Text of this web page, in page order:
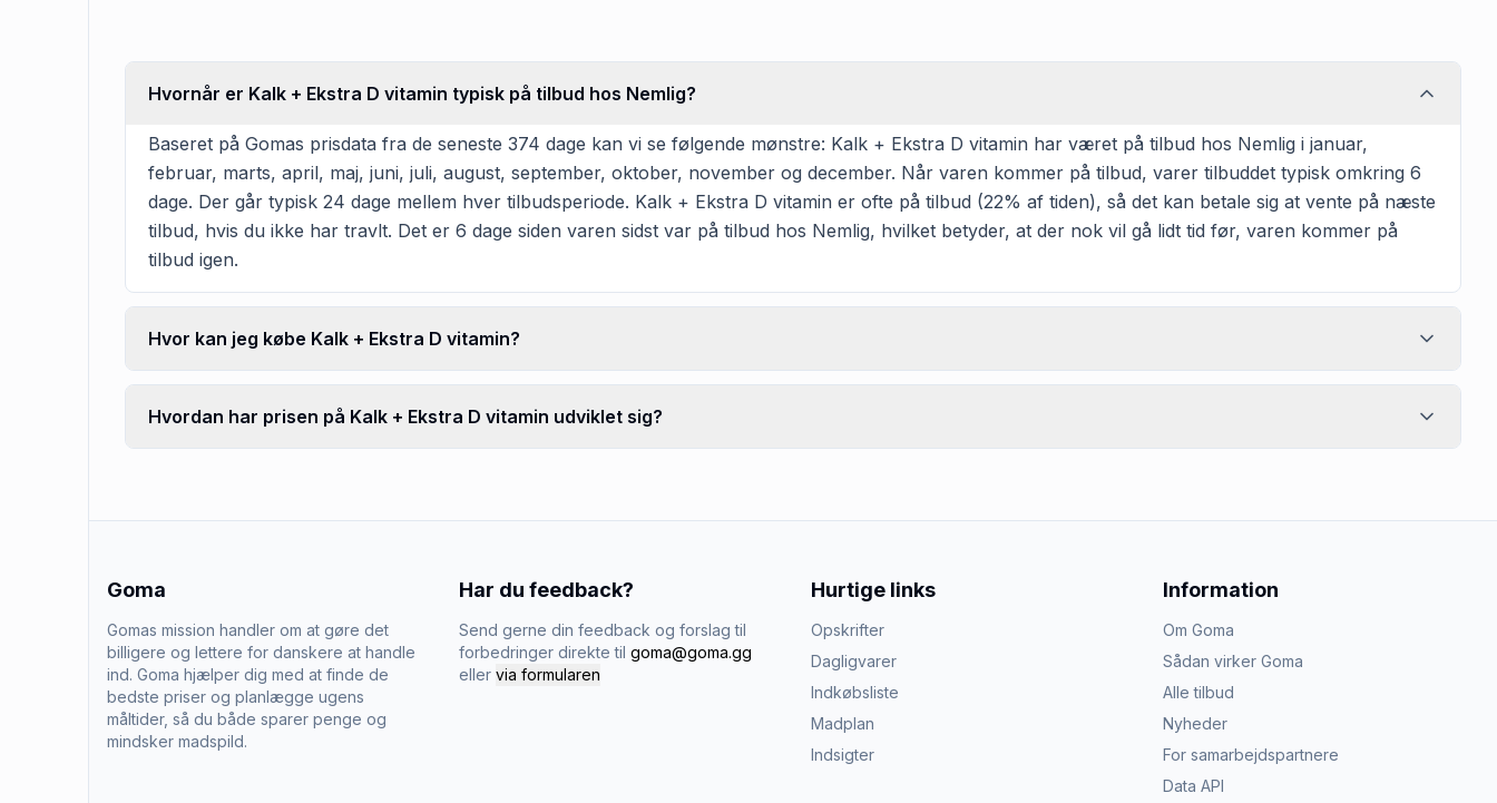
Hvornår er Kalk + Ekstra D vitamin typisk på tilbud hos Nemlig?
Baseret på Gomas prisdata fra de seneste 374 dage kan vi se følgende mønstre: Kalk + Ekstra D vitamin har været på tilbud hos Nemlig i januar,
februar, marts, april, maj, juni, juli, august, september, oktober, november og december. Når varen kommer på tilbud, varer tilbuddet typisk omkring 6
dage. Der går typisk 24 dage mellem hver tilbudsperiode. Kalk + Ekstra D vitamin er ofte på tilbud (22% af tiden), så det kan betale sig at vente på næste
tilbud, hvis du ikke har travlt. Det er 6 dage siden varen sidst var på tilbud hos Nemlig, hvilket betyder, at der nok vil gå lidt tid før, varen kommer på
tilbud igen.
Hvor kan jeg købe Kalk + Ekstra D vitamin?
Hvordan har prisen på Kalk + Ekstra D vitamin udviklet sig?
Goma
Gomas mission handler om at gøre det
billigere og lettere for danskere at handle
ind. Goma hjælper dig med at finde de
bedste priser og planlægge ugens
måltider, så du både sparer penge og
mindsker madspild.
Har du feedback?
Send gerne din feedback og forslag til
forbedringer direkte til goma@goma.gg
eller via formularen
Hurtige links
Opskrifter
Dagligvarer
Indkøbsliste
Madplan
Indsigter
Information
Om Goma
Sådan virker Goma
Alle tilbud
Nyheder
For samarbejdspartnere
Data API